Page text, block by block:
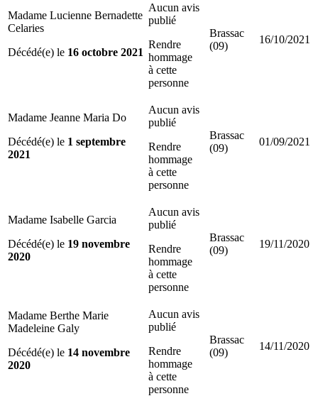
Madame Lucienne Bernadette
Celaries
Décédé(e) le 16 octobre 2021
Aucun avis
publié
Rendre
hommage
à cette
personne
Brassac
(09)
16/10/2021
Madame Jeanne Maria Do
Décédé(e) le 1 septembre
2021
Aucun avis
publié
Rendre
hommage
à cette
personne
Brassac
(09)
01/09/2021
Madame Isabelle Garcia
Décédé(e) le 19 novembre
2020
Aucun avis
publié
Rendre
hommage
à cette
personne
Brassac
(09)
19/11/2020
Madame Berthe Marie
Madeleine Galy
Décédé(e) le 14 novembre
2020
Aucun avis
publié
Rendre
hommage
à cette
personne
Brassac
(09)
14/11/2020